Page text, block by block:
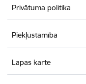
Privātuma politika
Piekļūstamība
Lapas karte